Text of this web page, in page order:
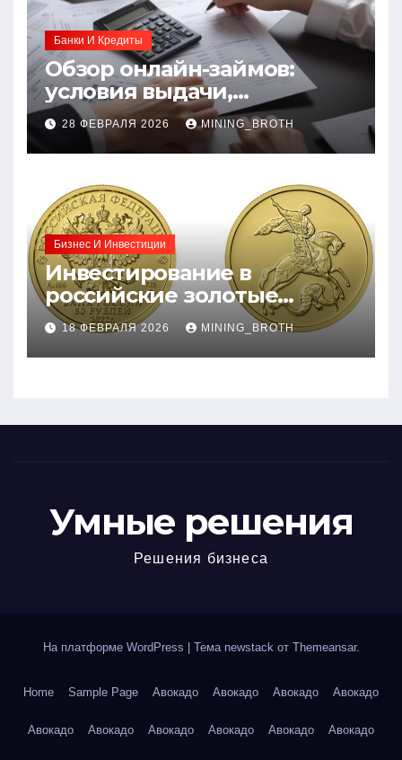
Банки И Кредиты
Обзор онлайн-займов:
условия выдачи,
процентные ставки и
требования к заемщикам
28 ФЕВРАЛЯ 2026 MINING_BROTH
Бизнес И Инвестиции
Инвестирование в
российские золотые
монеты: подробное
руководство
18 ФЕВРАЛЯ 2026 MINING_BROTH
Умные решения
Решения бизнеса
На платформе WordPress Тема newstack от Themeansar.
Home Sample Page Авокадо Авокадо Авокадо Авокадо
Авокадо Авокадо Авокадо Авокадо Авокадо Авокадо